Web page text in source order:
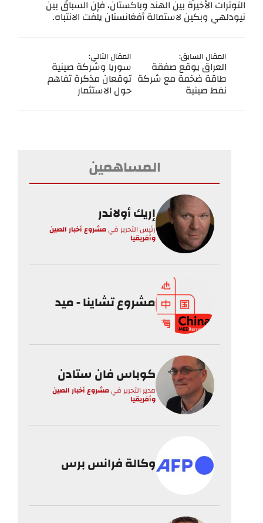
التوترات الأخيرة بين الهند وباكستان، فإن السباق بين
نيودلهي وبكين لاستمالة أفغانستان يلفت الانتباه.
المقال السابق:
العراق يوقع صفقة
طاقة ضخمة مع شركة
نفط صينية
المقال التالي:
سوريا وشركة صينية
توقعان مذكرة تفاهم
حول الاستثمار
المساهمين
إريك أولاندر
رئيس التحرير فيمشروع أخبار الصين
وأفريقيا
مشروع تشاينا - ميد
كوباس فان ستادن
مدير التحرير فيمشروع أخبار الصين
وأفريقيا
وكالة فرانس برس